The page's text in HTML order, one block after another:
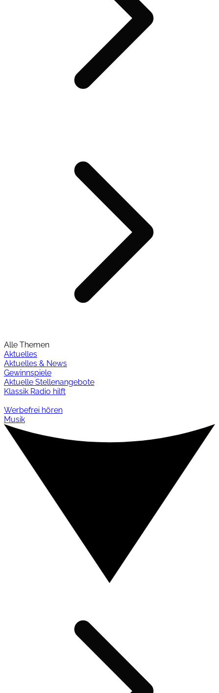
Alle Themen
Aktuelles
Aktuelles & News
Gewinnspiele
Aktuelle Stellenangebote
Klassik Radio hilft
Werbefrei hören
Musik